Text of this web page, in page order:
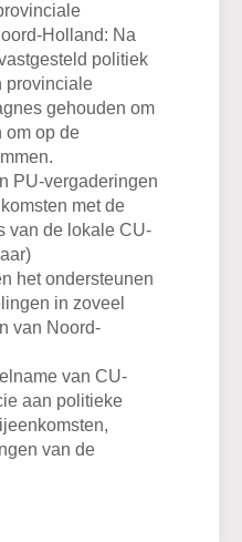
Holland: Na
politiek
provinciale
gehouden om
om op de
PU-vergaderingen
met de
van de lokale CU-
het ondersteunen
in zoveel
van Noord-
van CU-
aan politieke
van de